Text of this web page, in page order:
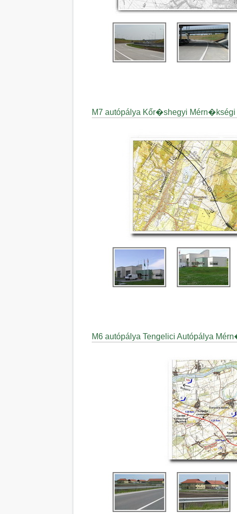
M7 autópálya Kőr�shegyi Mérn�kségi
M6 autópálya Tengelici Autópálya